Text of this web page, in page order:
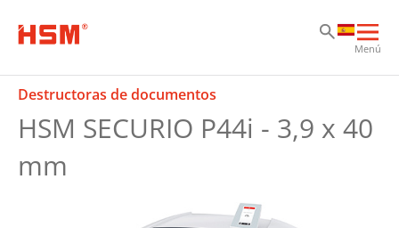
Menú
Destructoras de documentos
HSM SECURIO P44i - 3,9 x 40
mm